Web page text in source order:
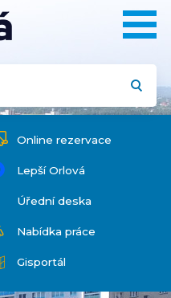
Online rezervace
Lepší Orlová
Úřední deska
Nabídka práce
Gisportál